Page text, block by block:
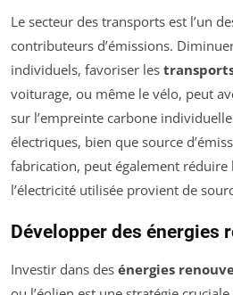
Le secteur des transports est l’un
contributeurs d’émissions.
individuels, favoriser les
voiturage, ou même le vélo, peut
sur l’empreinte carbone
électriques, bien que source
fabrication, peut également réduire
l’électricité utilisée provient de
Développer des énergies
Investir dans des énergies